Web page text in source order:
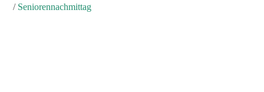
/ Seniorennachmittag